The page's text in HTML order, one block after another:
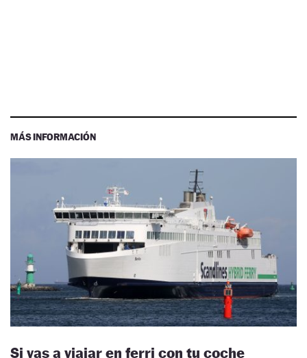
MÁS INFORMACIÓN
Si vas a viajar en ferri con tu coche